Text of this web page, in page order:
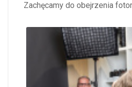
Zachęcamy do obejrzenia